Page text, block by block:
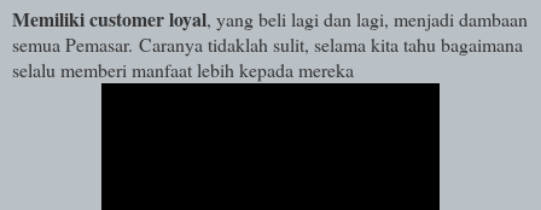
Memiliki customer loyal, yang beli lagi dan lagi, menjadi dambaan
semua Pemasar. Caranya tidaklah sulit, selama kita tahu bagaimana
selalu memberi manfaat lebih kepada mereka